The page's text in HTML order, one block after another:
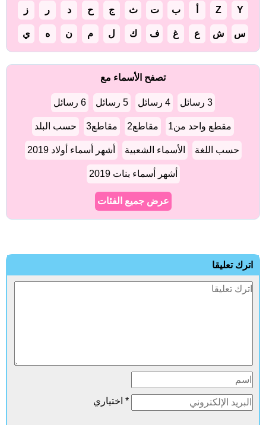
Y
Z ب ت ث ج ح د ر ز
س ش ع غ ف ك ل م ن ه ي
تصفح الأسماء مع
3 رسائل 4 رسائل 5 رسائل 6 رسائل
مقطع واحد من1 مقاطع2 مقاطع3 حسب البلد
حسب اللغة الأسماء الشعبية أشهر أسماء أولاد 2019
أشهر أسماء بنات 2019
عرض جميع الفئات
اترك تعليقا
* اختياري